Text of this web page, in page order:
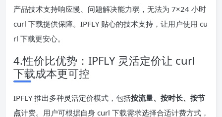
产品技术支持响应慢、问题解决能力弱，无法为 7×24 小时
curl 下载提供保障。IPFLY 贴心的技术支持，让用户使用 cu
rl 下载更安心。
4.性价比优势：IPFLY 灵活定价让 curl
下载成本更可控
IPFLY 推出多种灵活定价模式，包括按流量、按时长、按节
点计费。用户可根据自身 curl 下载需求选择合适计费方式，